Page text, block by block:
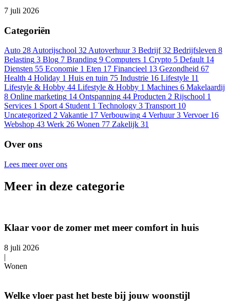
7 juli 2026
Categoriën
Auto 28 Autorijschool 32 Autoverhuur 3 Bedrijf 32 Bedrijfsleven 8
Belasting 3 Blog 7 Branding 9 Computers 1 Crypto 5 Default 14
Diensten 55 Economie 1 Eten 17 Financieel 13 Gezondheid 67
Health 4 Holiday 1 Huis en tuin 75 Industrie 16 Lifestyle 11
Lifestyle & Hobby 44 Lifestyle & Hobby 1 Machines 6 Makelaardij
8 Online marketing 14 Ontspanning 44 Producten 2 Rijschool 1
Services 1 Sport 4 Student 1 Technology 3 Transport 10
Uncategorized 2 Vakantie 17 Verbouwing 4 Verhuur 3 Vervoer 16
Webshop 43 Werk 26 Wonen 77 Zakelijk 31
Over ons
Lees meer over ons
Meer in deze categorie
Klaar voor de zomer met meer comfort in huis
8 juli 2026
|
Wonen
Welke vloer past het beste bij jouw woonstijl